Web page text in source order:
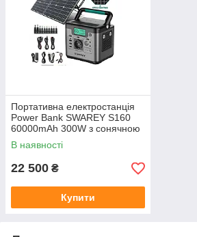
Портативна електростанція
Power Bank SWAREY S160
60000mAh 300W з сонячною
панеллю 100W Зарядна
станція
В наявності
22 500 ₴
Купити